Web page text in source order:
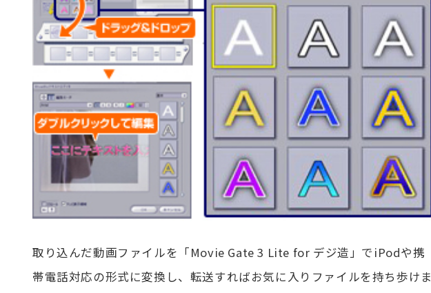
取り込んだ動画ファイルを「Movie Gate 3 Lite for デジ造」でiPodや携
帯電話対応の形式に変換し、転送すればお気に入りファイルを持ち歩けま